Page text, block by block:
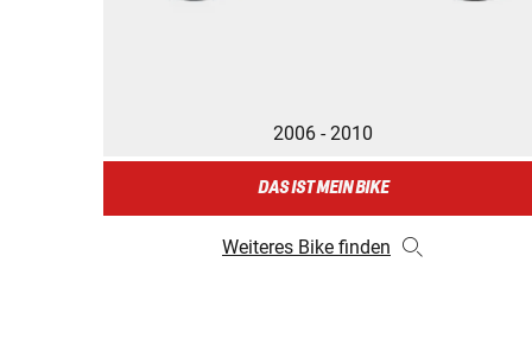
2006 - 2010
DAS IST MEIN BIKE
Weiteres Bike finden